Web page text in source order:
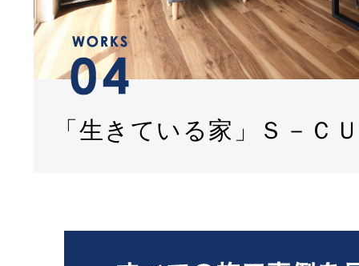
「生きている家」Ｓ－Ｃ